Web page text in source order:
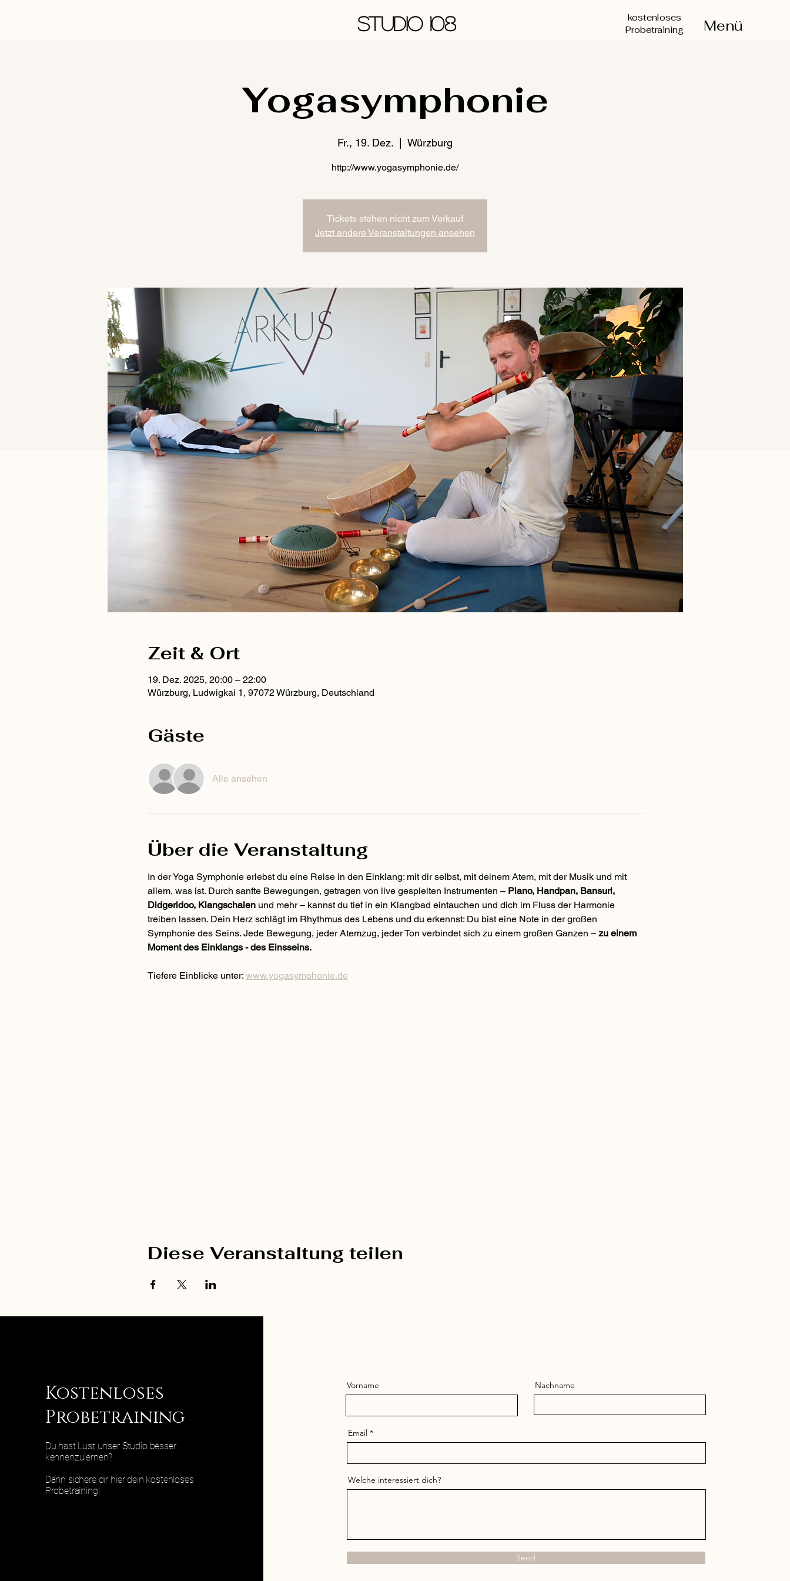
STUDIO 108 Menü
kostenloses
Probetraining
Yogasymphonie
Fr., 19. Dez. Würzburg
Tickets stehen nicht zum Verkauf
Jetzt andere Veranstaltungen ansehen
Zeit & Ort
19. Dez. 2025, 20:00 – 22:00
Würzburg, Ludwigkai 1, 97072 Würzburg, Deutschland
Gäste
Alle ansehen
Über die Veranstaltung
In der Yoga Symphonie erlebst du eine Reise in den Einklang: mit dir selbst, mit deinem Atem, mit der Musik und mit
allem, was ist. Durch sanfte Bewegungen, getragen von live gespielten Instrumenten – Piano, Handpan, Bansuri,
Didgeridoo, Klangschalen und mehr – kannst du tief in ein Klangbad eintauchen und dich im Fluss der Harmonie
treiben lassen. Dein Herz schlägt im Rhythmus des Lebens und du erkennst: Du bist eine Note in der großen
Symphonie des Seins. Jede Bewegung, jeder Atemzug, jeder Ton verbindet sich zu einem großen Ganzen – zu einem
Moment des Einklangs - des Einsseins.
Tiefere Einblicke unter: www.yogasymphonie.de
Diese Veranstaltung teilen
Kostenloses
Probetraining
Du hast Lust unser Studio besser
kennenzulernen?
Dann sichere dir hier dein kostenloses
Probetraining!
Vorname Nachname
Email
Welche interessiert dich?
Send